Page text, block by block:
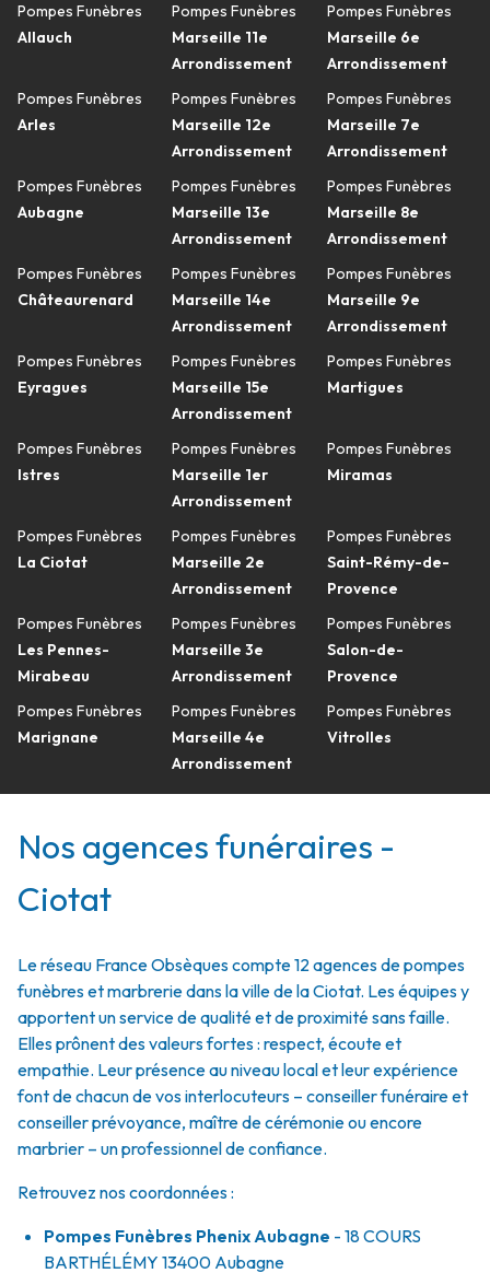
Pompes Funèbres
Allauch
Pompes Funèbres
Arles
Pompes Funèbres
Aubagne
Pompes Funèbres
Châteaurenard
Pompes Funèbres
Eyragues
Pompes Funèbres
Istres
Pompes Funèbres
La Ciotat
Pompes Funèbres
Les Pennes-
Mirabeau
Pompes Funèbres
Marignane
Pompes Funèbres
Marseille 11e
Arrondissement
Pompes Funèbres
Marseille 12e
Arrondissement
Pompes Funèbres
Marseille 13e
Arrondissement
Pompes Funèbres
Marseille 14e
Arrondissement
Pompes Funèbres
Marseille 15e
Arrondissement
Pompes Funèbres
Marseille 1er
Arrondissement
Pompes Funèbres
Marseille 2e
Arrondissement
Pompes Funèbres
Marseille 3e
Arrondissement
Pompes Funèbres
Marseille 4e
Arrondissement
Pompes Funèbres
Marseille 6e
Arrondissement
Pompes Funèbres
Marseille 7e
Arrondissement
Pompes Funèbres
Marseille 8e
Arrondissement
Pompes Funèbres
Marseille 9e
Arrondissement
Pompes Funèbres
Martigues
Pompes Funèbres
Miramas
Pompes Funèbres
Saint-Rémy-de-
Provence
Pompes Funèbres
Salon-de-
Provence
Pompes Funèbres
Vitrolles
Nos agences funéraires -
Ciotat
Le réseau France Obsèques compte 12 agences de pompes
funèbres et marbrerie dans la ville de la Ciotat. Les équipes y
apportent un service de qualité et de proximité sans faille.
Elles prônent des valeurs fortes : respect, écoute et
empathie. Leur présence au niveau local et leur expérience
font de chacun de vos interlocuteurs – conseiller funéraire et
conseiller prévoyance, maître de cérémonie ou encore
marbrier – un professionnel de confiance.
Retrouvez nos coordonnées :
Pompes Funèbres Phenix Aubagne - 18 COURS
BARTHÉLÉMY 13400 Aubagne